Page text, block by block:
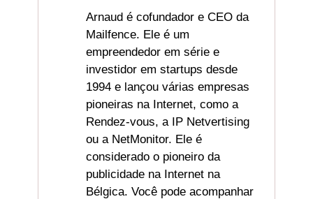
Arnaud é cofundador e CEO da
Mailfence. Ele é um
empreendedor em série e
investidor em startups desde
1994 e lançou várias empresas
pioneiras na Internet, como a
Rendez-vous, a IP Netvertising
ou a NetMonitor. Ele é
considerado o pioneiro da
publicidade na Internet na
Bélgica. Você pode acompanhar